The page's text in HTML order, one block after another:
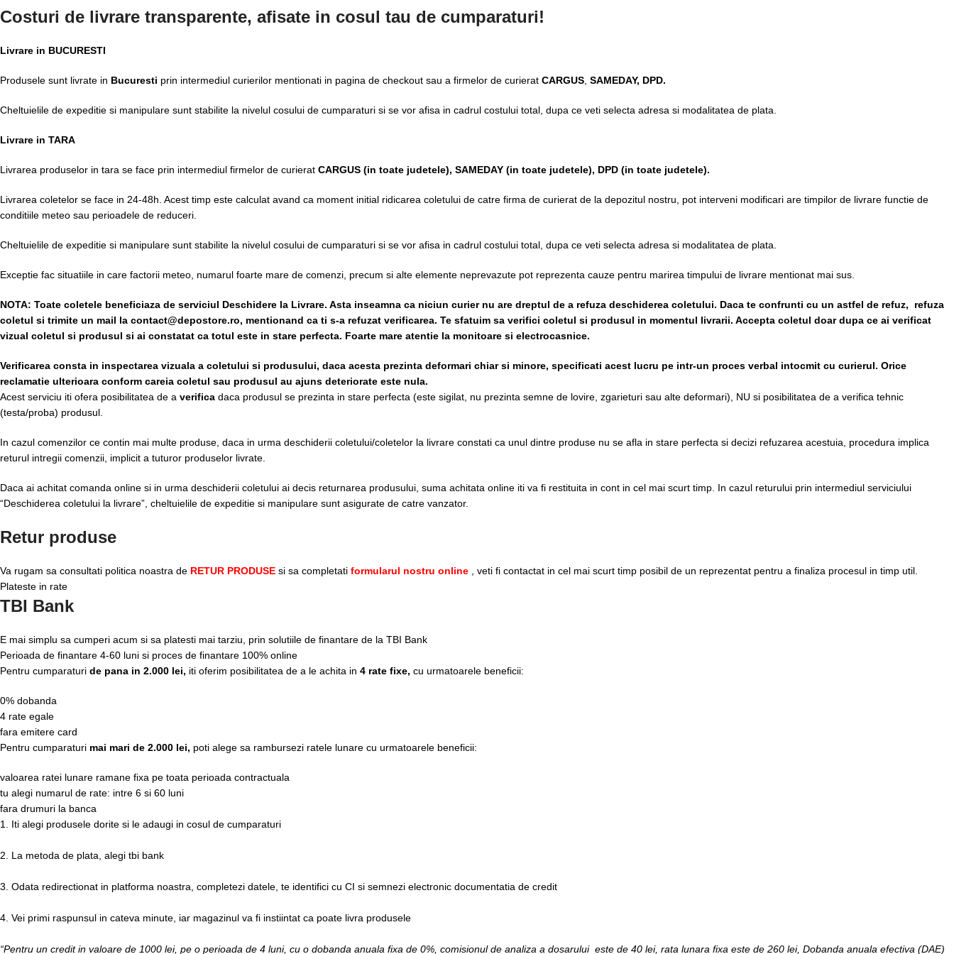
Costuri de livrare transparente, afisate in cosul tau de cumparaturi!
Livrare in BUCURESTI
Produsele sunt livrate in Bucuresti prin intermediul curierilor mentionati in pagina de checkout sau a firmelor de curierat CARGUS SAMEDAY, DPD.
Cheltuielile de expeditie si manipulare sunt stabilite la nivelul cosului de cumparaturi si se vor afisa in cadrul costului total, dupa ce veti selecta adresa si modalitatea de plata.
Livrare in TARA
Livrarea produselor in tara se face prin intermediul firmelor de curierat CARGUS (in toate judetele), SAMEDAY (in toate judetele), DPD (in toate judetele).
Livrarea coletelor se face in 24-48h. Acest timp este calculat avand ca moment initial ridicarea coletului de catre firma de curierat de la depozitul nostru, pot interveni modificari are timpilor de livrare functie de
conditiile meteo sau perioadele de reduceri.
Cheltuielile de expeditie si manipulare sunt stabilite la nivelul cosului de cumparaturi si se vor afisa in cadrul costului total, dupa ce veti selecta adresa si modalitatea de plata.
Exceptie fac situatiile in care factorii meteo, numarul foarte mare de comenzi, precum si alte elemente neprevazute pot reprezenta cauze pentru marirea timpului de livrare mentionat mai sus.
NOTA: Toate coletele beneficiaza de serviciul Deschidere la Livrare. Asta inseamna ca niciun curier nu are dreptul de a refuza deschiderea coletului. Daca te confrunti cu un astfel de refuz, refuza
coletul si trimite un mail la contact@depostore.ro, mentionand ca ti s-a refuzat verificarea. Te sfatuim sa verifici coletul si produsul in momentul livrarii. Accepta coletul doar dupa ce ai verificat
vizual coletul si produsul si ai constatat ca totul este in stare perfecta. Foarte mare atentie la monitoare si electrocasnice.
Verificarea consta in inspectarea vizuala a coletului si produsului, daca acesta prezinta deformari chiar si minore, specificati acest lucru pe intr-un proces verbal intocmit cu curierul. Orice
reclamatie ulterioara conform careia coletul sau produsul au ajuns deteriorate este nula.
Acest serviciu iti ofera posibilitatea de a verifica daca produsul se prezinta in stare perfecta (este sigilat, nu prezinta semne de lovire, zgarieturi sau alte deformari), NU si posibilitatea de a verifica tehnic
(testa/proba) produsul.
In cazul comenzilor ce contin mai multe produse, daca in urma deschiderii coletului/coletelor la livrare constati ca unul dintre produse nu se afla in stare perfecta si decizi refuzarea acestuia, procedura implica
returul intregii comenzii, implicit a tuturor produselor livrate.
Daca ai achitat comanda online si in urma deschiderii coletului ai decis returnarea produsului, suma achitata online iti va fi restituita in cont in cel mai scurt timp. In cazul returului prin intermediul serviciului
“Deschiderea coletului la livrare”, cheltuielile de expeditie si manipulare sunt asigurate de catre vanzator.
Retur produse
Va rugam sa consultati politica noastra de RETUR PRODUSE si sa completati formularul nostru online , veti fi contactat in cel mai scurt timp posibil de un reprezentat pentru a finaliza procesul in timp util.
Plateste in rate
TBI Bank
E mai simplu sa cumperi acum si sa platesti mai tarziu, prin solutiile de finantare de la TBI Bank
Perioada de finantare 4-60 luni si proces de finantare 100% online
Pentru cumparaturi de pana in 2.000 lei, iti oferim posibilitatea de a le achita in 4 rate fixe, cu urmatoarele beneficii:
0% dobanda
4 rate egale
fara emitere card
Pentru cumparaturi mai mari de 2.000 lei, poti alege sa rambursezi ratele lunare cu urmatoarele beneficii:
valoarea ratei lunare ramane fixa pe toata perioada contractuala
tu alegi numarul de rate: intre 6 si 60 luni
fara drumuri la banca
1. Iti alegi produsele dorite si le adaugi in cosul de cumparaturi
2. La metoda de plata, alegi tbi bank
3. Odata redirectionat in platforma noastra, completezi datele, te identifici cu CI si semnezi electronic documentatia de credit
4. Vei primi raspunsul in cateva minute, iar magazinul va fi instiintat ca poate livra produsele
“Pentru un credit in valoare de 1000 lei, pe o perioada de 4 luni, cu o dobanda anuala fixa de 0%, comisionul de analiza a dosarului este de 40 lei, rata lunara fixa este de 260 lei, Dobanda anuala efectiva (DAE)